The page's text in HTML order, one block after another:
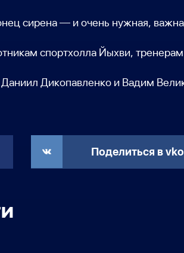
сирена — и очень нужная,
спортхолла Йыхви,
Дикопавленко и Вадим
Поделиться в